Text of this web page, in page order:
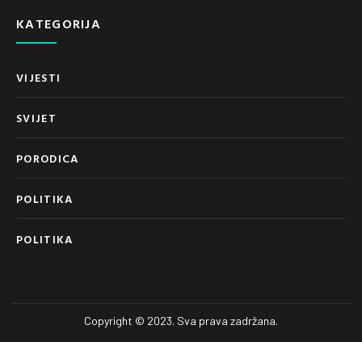
KATEGORIJA
VIJESTI
SVIJET
PORODICA
POLITIKA
POLITIKA
Copyright © 2023. Sva prava zadržana.